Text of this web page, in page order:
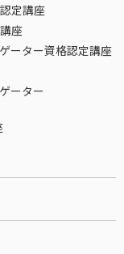
定講座
座
ーター資格認定講座
ーター